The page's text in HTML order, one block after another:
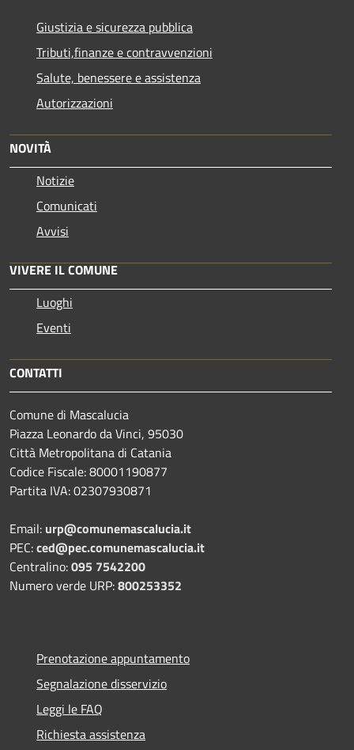
Giustizia e sicurezza pubblica
Tributi,finanze e contravvenzioni
Salute, benessere e assistenza
Autorizzazioni
NOVITÀ
Notizie
Comunicati
Avvisi
VIVERE IL COMUNE
Luoghi
Eventi
CONTATTI
Comune di Mascalucia
Piazza Leonardo da Vinci, 95030
Città Metropolitana di Catania
Codice Fiscale: 80001190877
Partita IVA: 02307930871
Email: urp@comunemascalucia.it
PEC:ced@pec.comunemascalucia.it
Centralino:095 7542200
Numero verde URP:800253352
Prenotazione appuntamento
Segnalazione disservizio
Leggi le FAQ
Richiesta assistenza